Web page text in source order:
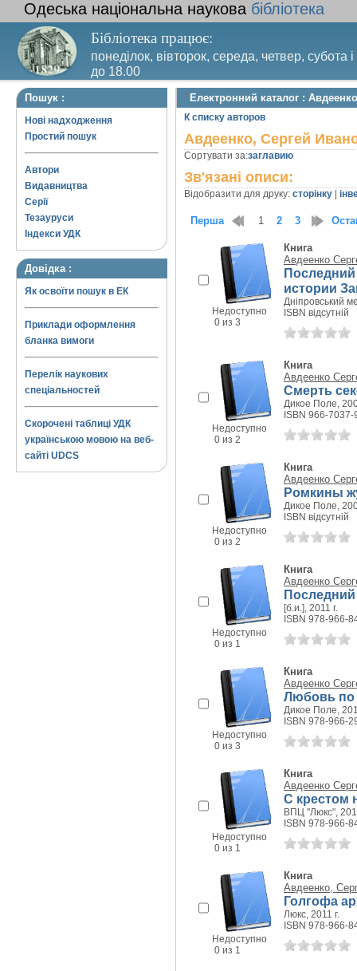
Одеська національна наукова бібліотека
Бібліотека працює:
понеділок, вівторок, середа, четвер, субота
до 18.00
Вихідний день – п’ятниця. Останній четвер
Пошук :
Нові надходження
Простий пошук
Автори
Видавництва
Серії
Тезауруси
Індекси УДК
Довідка :
Як освоїти пошук в ЕК
Приклади оформлення
бланка вимоги
Перелік наукових
спеціальностей
Скорочені таблиці УДК
українською мовою на веб-
сайті UDCS
Електронний каталог :
К списку авторов
Авдеенко, Сергей
Сортувати за:заглавию
Зв'язані описи:
Відобразити для друку: сторінку
Перша 1 2 3
Недоступно
0 из 3
Книга
Авдеенко
Последний
истории
Дніпровський
ISBN відсутній
Недоступно
0 из 2
Книга
Авдеенко
Смерть
Дикое Поле,
ISBN 966-7037-
Недоступно
0 из 2
Книга
Авдеенко
Ромкины
Дикое Поле,
ISBN відсутній
Недоступно
0 из 1
Книга
Авдеенко
Последний
[б.и.], 2011 г.
ISBN 978-966-
Недоступно
0 из 3
Книга
Авдеенко
Любовь по
Дикое Поле,
ISBN 978-966-
Недоступно
0 из 1
Книга
Авдеенко
С крестом
ВПЦ "Люкс",
ISBN 978-966-
Недоступно
0 из 1
Книга
Авдеенко,
Голгофа
Люкс, 2011 г.
ISBN 978-966-